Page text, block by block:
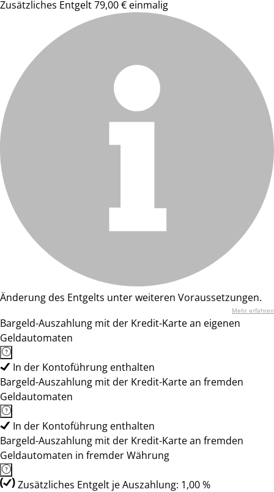
Zusätzliches Entgelt 79,00 € einmalig
Änderung des Entgelts unter weiteren Voraussetzungen.
Mehr erfahren
Bargeld-Auszahlung mit der Kredit-Karte an eigenen
Geldautomaten
In der Kontoführung enthalten
Bargeld-Auszahlung mit der Kredit-Karte an fremden
Geldautomaten
In der Kontoführung enthalten
Bargeld-Auszahlung mit der Kredit-Karte an fremden
Geldautomaten in fremder Währung
Zusätzliches Entgelt je Auszahlung: 1,00 %